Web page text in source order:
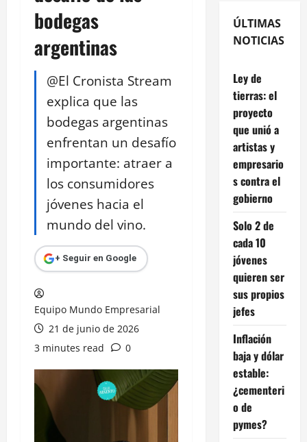
bodegas
argentinas
@El Cronista Stream
explica que las
bodegas argentinas
enfrentan un desafío
importante: atraer a
los consumidores
jóvenes hacia el
mundo del vino.
+ Seguir en Google
Equipo Mundo Empresarial
21 de junio de 2026
3 minutes read
0
ÚLTIMAS
NOTICIAS
Ley de
tierras: el
proyecto
que unió a
artistas y
empresario
s contra el
gobierno
Solo 2 de
cada 10
jóvenes
quieren ser
sus propios
jefes
Inflación
baja y dólar
estable:
¿cementeri
o de
pymes?